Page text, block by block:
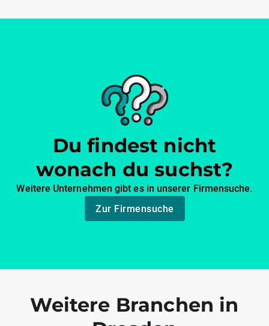
Du findest nicht
wonach du suchst?
Weitere Unternehmen gibt es in unserer Firmensuche.
Zur Firmensuche
Weitere Branchen in